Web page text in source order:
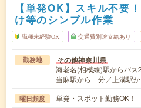
【単発OK】スキル不要
け等のシンプル作業
職種未経験OK 交通費別途支給あり
勤務地 その他神奈川県
海老名(相模線)駅からバ
当麻駅から---分／上溝駅
曜日頻度 単発・スポット勤務OK！